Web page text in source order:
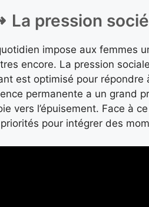
La pression
impose aux femmes
encore. La pression
est optimisé pour
permanente a un grand
vers l’épuisement. Face à
pour intégrer des